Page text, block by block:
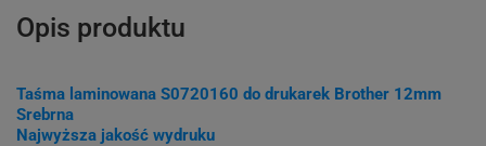
Opis produktu
Taśma laminowana S0720160 do drukarek Brother 12mm
Srebrna
Najwyższa jakość wydruku